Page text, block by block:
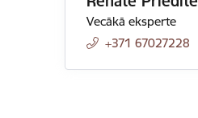
Vecākā eksperte
+371 67027228